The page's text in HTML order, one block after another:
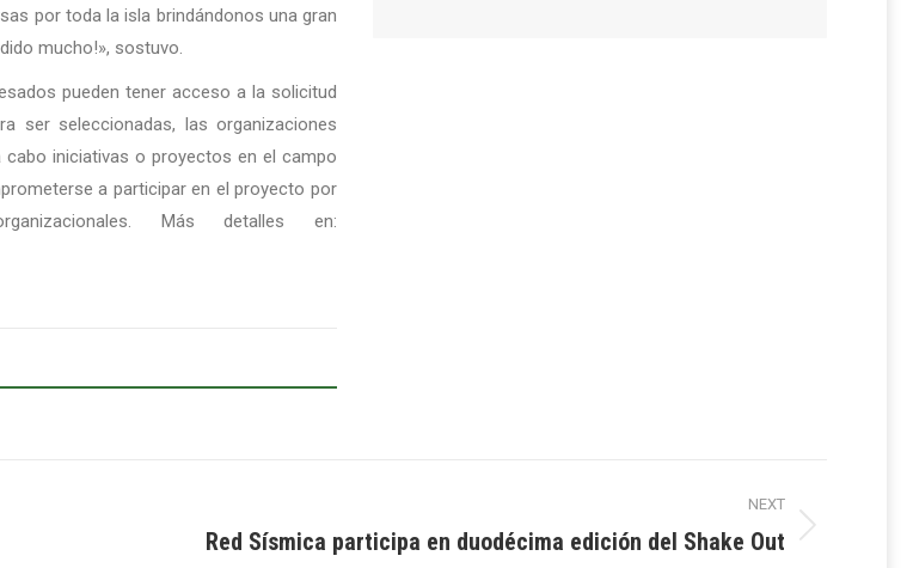
por toda la isla brindándonos una gran
mucho!», sostuvo.
pueden tener acceso a la solicitud
ser seleccionadas, las organizaciones
iniciativas o proyectos en el campo
a participar en el proyecto por
Más detalles en:
NEXT
Red Sísmica participa en duodécima edición del Shake Out